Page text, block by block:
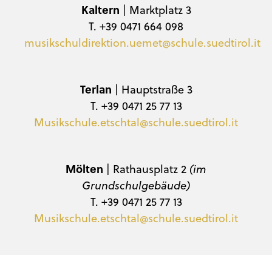
Kaltern | Marktplatz 3
T. +39 0471 664 098
musikschuldirektion.uemet@schule.suedtirol.it
Terlan | Hauptstraße 3
T. +39 0471 25 77 13
Musikschule.etschtal@schule.suedtirol.it
Mölten | Rathausplatz 2 (im
Grundschulgebäude)
T. +39 0471 25 77 13
Musikschule.etschtal@schule.suedtirol.it